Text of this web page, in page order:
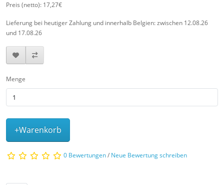
Preis (netto): 17,27€
Lieferung bei heutiger Zahlung und innerhalb Belgien: zwischen 12.08.26
und 17.08.26
Menge
+Warenkorb
0 Bewertungen/ Neue Bewertung schreiben